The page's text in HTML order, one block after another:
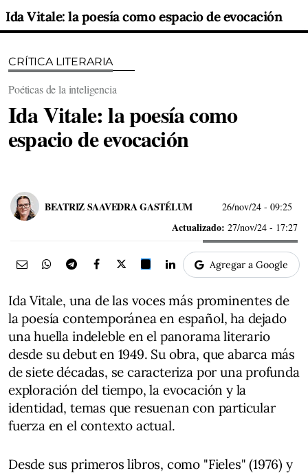
Ida Vitale: la poesía como espacio de evocación
CRÍTICA LITERARIA
Poéticas de la inteligencia
Ida Vitale: la poesía como
espacio de evocación
BEATRIZ SAAVEDRA GASTÉLUM 26/nov/24 - 09:25
Actualizado: 27/nov/24 - 17:27
Agregar a Google
Ida Vitale, una de las voces más prominentes de
la poesía contemporánea en español, ha dejado
una huella indeleble en el panorama literario
desde su debut en 1949. Su obra, que abarca más
de siete décadas, se caracteriza por una profunda
exploración del tiempo, la evocación y la
identidad, temas que resuenan con particular
fuerza en el contexto actual.
Desde sus primeros libros, como "Fieles" (1976) y